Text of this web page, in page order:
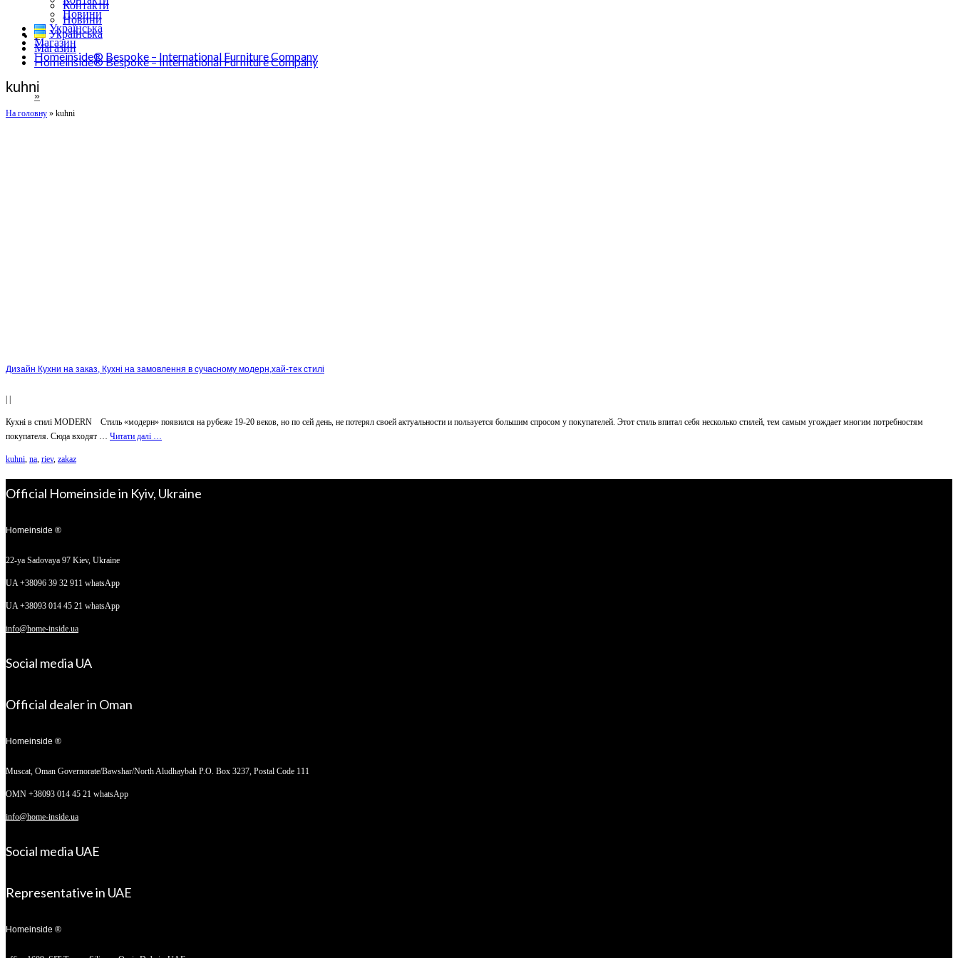
0
»
Новини
Українська
Магазин
Homeinside® Bespoke – International Furniture Company
Контакти
Новини
Українська
Магазин
Homeinside® Bespoke – International Furniture Company
kuhni
На головну » kuhni
Дизайн Кухни на заказ, Кухні на замовлення в сучасному модерн,хай-тек стилі
| |
Кухні в стилі MODERN Стиль «модерн» появился на рубеже 19-20 веков, но по сей день, не потерял своей актуальности и пользуется большим спросом у покупателей. Этот стиль впитал себя несколько стилей, тем самым угождает многим потребностям
покупателя. Сюда входят … Читати далі …
kuhni, na, riev, zakaz
Official Homeinside in Kyiv, Ukraine
Homeinside ®
22-ya Sadovaya 97 Kiev, Ukraine
UA +38096 39 32 911 whatsApp
UA +38093 014 45 21 whatsApp
info@home-inside.ua
Social media UA
Official dealer in Oman
Homeinside ®
Muscat, Oman Governorate/Bawshar/North Aludhaybah P.O. Box 3237, Postal Code 111
OMN +38093 014 45 21 whatsApp
info@home-inside.ua
Social media UAE
Representative in UAE
Homeinside ®